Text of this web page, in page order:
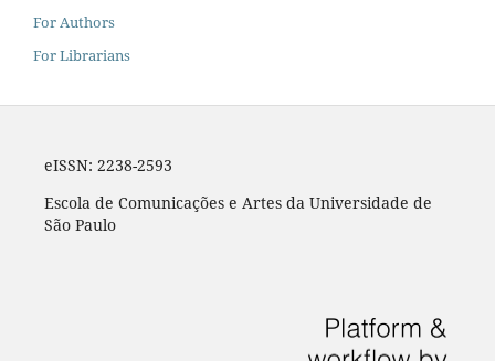
For Authors
For Librarians
eISSN: 2238-2593
Escola de Comunicações e Artes da Universidade de
São Paulo